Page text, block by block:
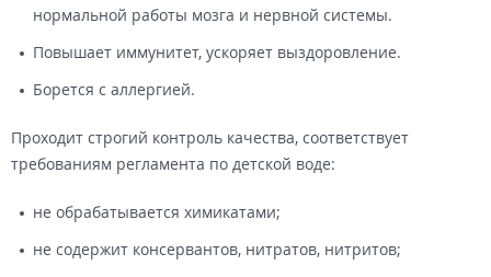
нормальной работы мозга и нервной системы.
Повышает иммунитет, ускоряет выздоровление.
Борется с аллергией.
Проходит строгий контроль качества, соответствует
требованиям регламента по детской воде:
не обрабатывается химикатами;
не содержит консервантов, нитратов, нитритов;